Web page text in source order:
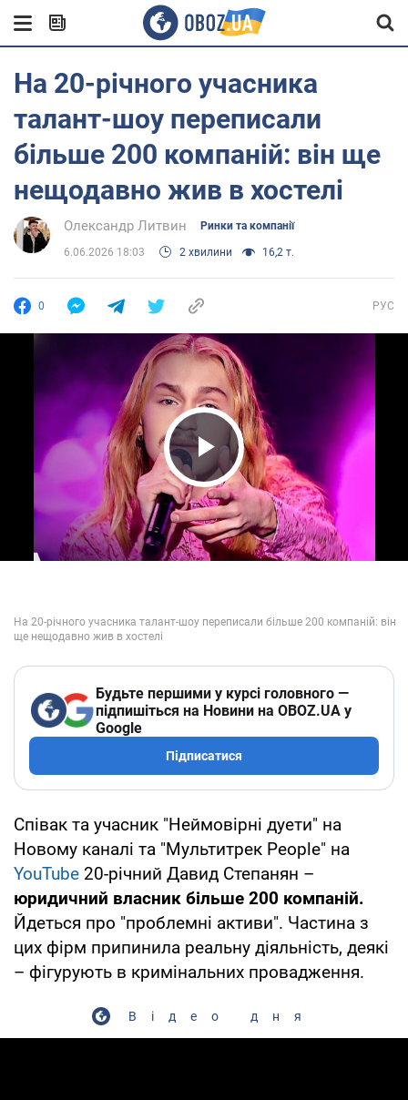
На 20-річного учасника
талант-шоу переписали
більше 200 компаній: він ще
нещодавно жив в хостелі
Олександр Литвин Ринки та компанії
6.06.2026 18:03 2 хвилини 16,2 т.
0 РУС
Play Video
Будьте першими у курсі головного —
підпишіться на Новини на OBOZ.UA у
Google
Підписатися
Співак та учасник "Неймовірні дуети" на
Новому каналі та "Мультитрек People" на
YouTube 20-річний Давид Степанян –
юридичний власник більше 200 компаній.
Йдеться про "проблемні активи". Частина з
цих фірм припинила реальну діяльність, деякі
– фігурують в кримінальних провадження.
Відео дня